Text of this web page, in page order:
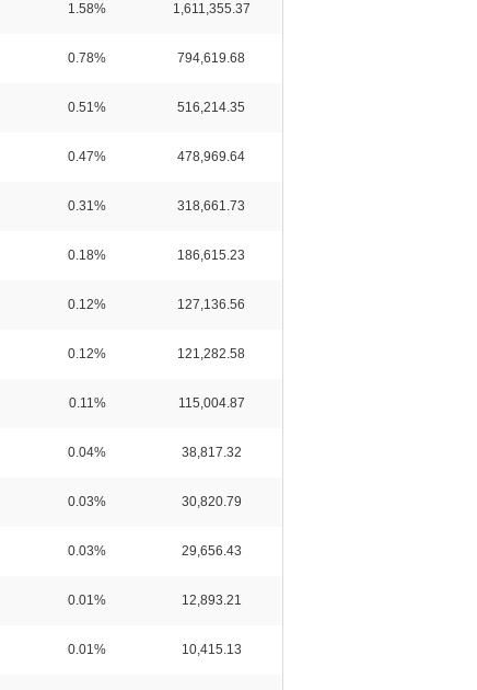
1.58% 1,611,355.37
0.78% 794,619.68
0.51% 516,214.35
0.47% 478,969.64
0.31% 318,661.73
0.18% 186,615.23
0.12% 127,136.56
0.12% 121,282.58
0.11% 115,004.87
0.04% 38,817.32
0.03% 30,820.79
0.03% 29,656.43
0.01% 12,893.21
0.01% 10,415.13